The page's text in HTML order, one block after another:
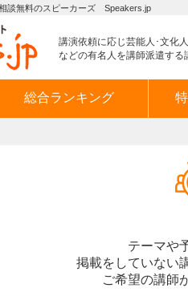
談無料のスピーカーズ Speakers.jp
講演依頼に応じ芸能人･文化
などの有名人を講師派遣する
総合ランキング
テーマや
掲載をしていない
ご希望の講師